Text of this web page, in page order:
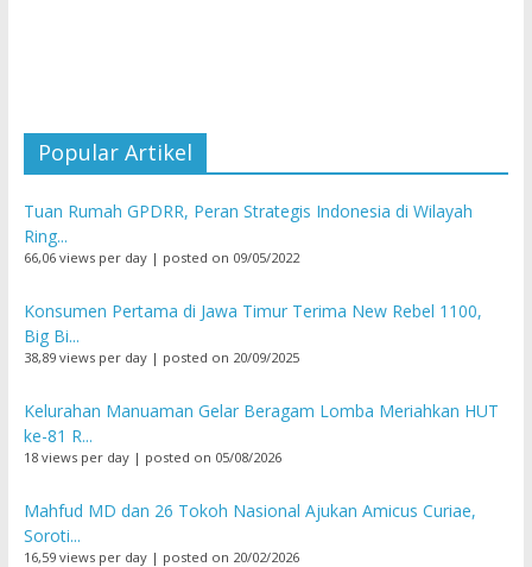
Popular Artikel
Tuan Rumah GPDRR, Peran Strategis Indonesia di Wilayah
Ring...
66,06 views per day| posted on 09/05/2022
Konsumen Pertama di Jawa Timur Terima New Rebel 1100,
Big Bi...
38,89 views per day| posted on 20/09/2025
Kelurahan Manuaman Gelar Beragam Lomba Meriahkan HUT
ke-81 R...
18 views per day| posted on 05/08/2026
Mahfud MD dan 26 Tokoh Nasional Ajukan Amicus Curiae,
Soroti...
16,59 views per day| posted on 20/02/2026